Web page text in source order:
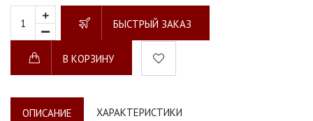
БЫСТРЫЙ ЗАКАЗ
В КОРЗИНУ
ОПИСАНИЕ ХАРАКТЕРИСТИКИ